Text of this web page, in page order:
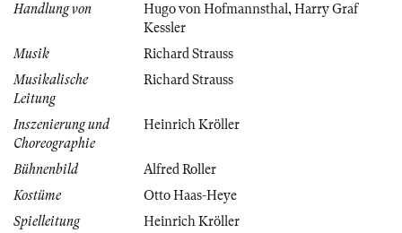
Handlung von Hugo von Hofmannsthal , Harry Graf
Kessler
Musik
Richard Strauss
Musikalische
Leitung
Richard Strauss
Inszenierung und
Choreographie
Heinrich Kröller
Bühnenbild
Alfred Roller
Kostüme
Otto Haas-Heye
Spielleitung
Heinrich Kröller